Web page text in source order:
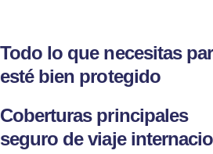
Todo lo que necesitas
esté bien protegido
Coberturas principales
seguro de viaje